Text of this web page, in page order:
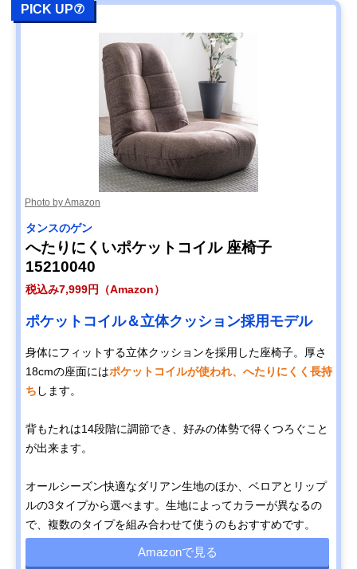
PICK UP⑦
Photo by Amazon
タンスのゲン
へたりにくいポケットコイル 座椅子
15210040
税込み7,999円（Amazon）
ポケットコイル＆立体クッション採用モデル
身体にフィットする立体クッションを採用した座椅子。厚さ
18cmの座面にはポケットコイルが使われ、へたりにくく長持
ち します。
背もたれは14段階に調節でき、好みの体勢で得くつろぐこと
が出来ます。
オールシーズン快適なダリアン生地のほか、ベロアとリップ
ルの3タイプから選べます。生地によってカラーが異なるの
で、複数のタイプを組み合わせて使うのもおすすめです。
Amazonで見る